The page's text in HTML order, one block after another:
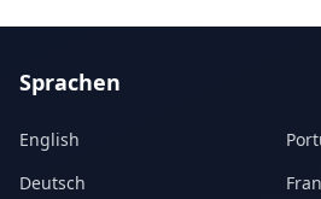
Sprachen
English
Deutsch